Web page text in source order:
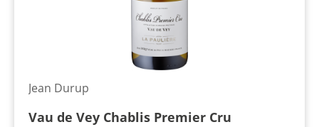
Jean Durup
Vau de Vey Chablis Premier Cru